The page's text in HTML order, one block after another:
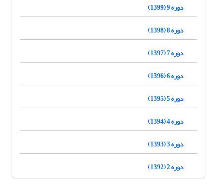
دوره 9 (1399)
دوره 8 (1398)
دوره 7 (1397)
دوره 6 (1396)
دوره 5 (1395)
دوره 4 (1394)
دوره 3 (1393)
دوره 2 (1392)